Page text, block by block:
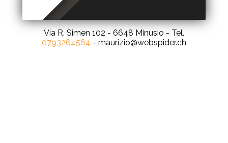
Via R. Simen 102 - 6648 Minusio - Tel.
0793264564 - maurizio@webspider.ch